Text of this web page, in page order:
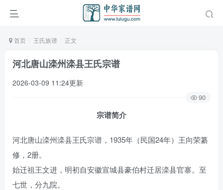
首页 王氏族谱 正文
河北唐山滦州滦县王氏宗谱
2026-03-09 11:24更新
90
宗谱简介
河北唐山滦州滦县王氏宗谱，1935年（民国24年）王向荣纂
修，2册。
始迁祖王文进，明初自安徽宣城县豪伯村迁居滦县官寨。至
七世，分九院。